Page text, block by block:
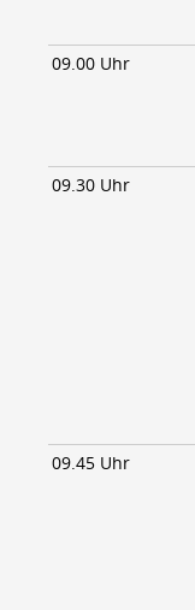
09.00 Uhr
09.30 Uhr
09.45 Uhr